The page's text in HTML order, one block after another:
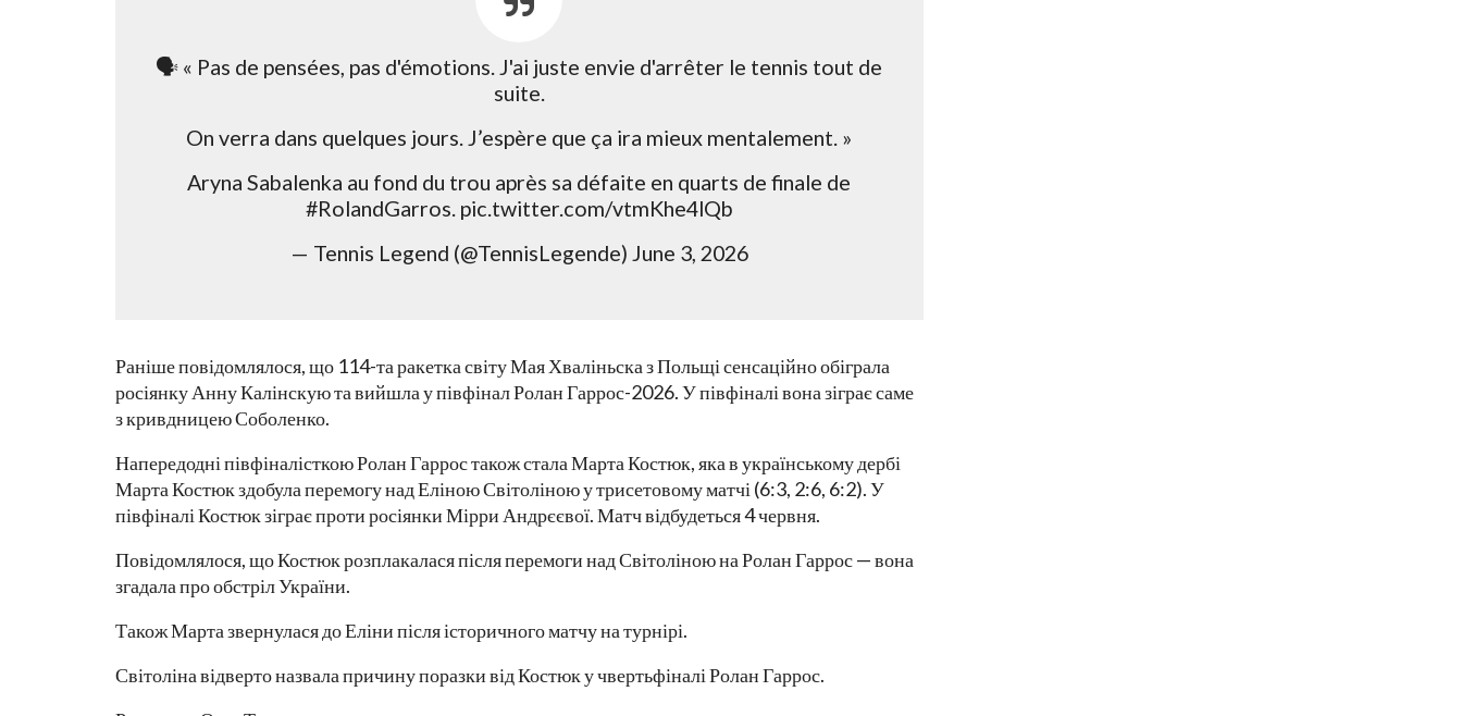
🗣️ « Pas de pensées, pas d'émotions. J'ai juste envie d'arrêter le tennis tout de
suite.
On verra dans quelques jours. J’espère que ça ira mieux mentalement. »
Aryna Sabalenka au fond du trou après sa défaite en quarts de finale de
#RolandGarros. pic.twitter.com/vtmKhe4lQb
— Tennis Legend (@TennisLegende) June 3, 2026
Раніше повідомлялося, що 114-та ракетка світу Мая Хваліньска з Польщі сенсаційно обіграла
росіянку Анну Калінскую та вийшла у півфінал Ролан Гаррос-2026. У півфіналі вона зіграє саме
з кривдницею Соболенко.
Напередодні півфіналісткою Ролан Гаррос також стала Марта Костюк, яка в українському дербі
Марта Костюк здобула перемогу над Еліною Світоліною у трисетовому матчі (6:3, 2:6, 6:2). У
півфіналі Костюк зіграє проти росіянки Мірри Андрєєвої. Матч відбудеться 4 червня.
Повідомлялося, що Костюк розплакалася після перемоги над Світоліною на Ролан Гаррос — вона
згадала про обстріл України.
Також Марта звернулася до Еліни після історичного матчу на турнірі.
Світоліна відверто назвала причину поразки від Костюк у чвертьфіналі Ролан Гаррос.